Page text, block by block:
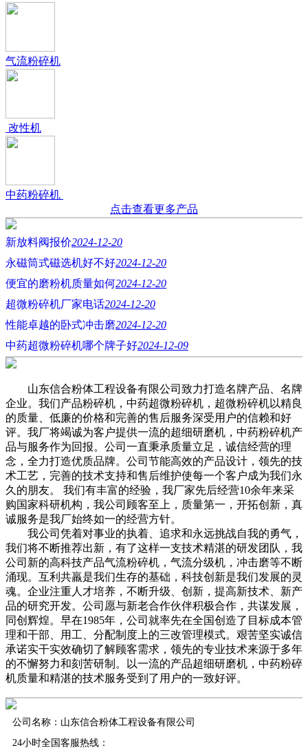
气流粉碎机
改性机
中药粉碎机
点击查看更多产品
新放料阀报价2024-12-20
永磁筒式磁选机好不好2024-12-20
便宜的磨粉机质量如何2024-12-20
超微粉碎机厂家电话2024-12-20
性能卓越的卧式冲击磨2024-12-20
中药超微粉碎机哪个牌子好2024-12-09
山东信合粉体工程设备有限公司致力打造名牌产品、名牌
企业。我们产品粉碎机，中药超微粉碎机，超微粉碎机以精良
的质量、低廉的价格和完善的售后服务深受用户的信赖和好
评。我厂将竭诚为客户提供一流的超细研磨机，中药粉碎机产
品与服务作为回报。公司一直秉承质量立足，诚信经营的理
念，全力打造优质品牌。公司节能高效的产品设计，领先的技
术工艺，完善的技术支持和售后维护使每一个客户成为我们永
久的朋友。 我们有丰富的经验，我厂家先后经营10余年来采
购国家科研机构，我公司顾客至上，质量第一，开拓创新，真
诚服务是我厂始终如一的经营方针。
我公司凭着对事业的执着、追求和永远挑战自我的勇气，
我们将不断推荐出新，有了这样一支技术精湛的研发团队，我
公司新的高科技产品气流粉碎机，气流分级机，冲击磨等不断
涌现。互利共羸是我们生存的基础，科技创新是我们发展的灵
魂。企业注重人才培养，不断升级、创新，提高新技术、新产
品的研究开发。公司愿与新老合作伙伴积极合作，共谋发展，
同创辉煌。早在1985年，公司就率先在全国创造了目标成本管
理和干部、用工、分配制度上的三改管理模式。艰苦坚实诚信
承诺实干实效确切了解顾客需求，领先的专业技术来源于多年
的不懈努力和刻苦研制。以一流的产品超细研磨机，中药粉碎
机质量和精湛的技术服务受到了用户的一致好评。
公司名称：山东信合粉体工程设备有限公司
24小时全国客服热线：